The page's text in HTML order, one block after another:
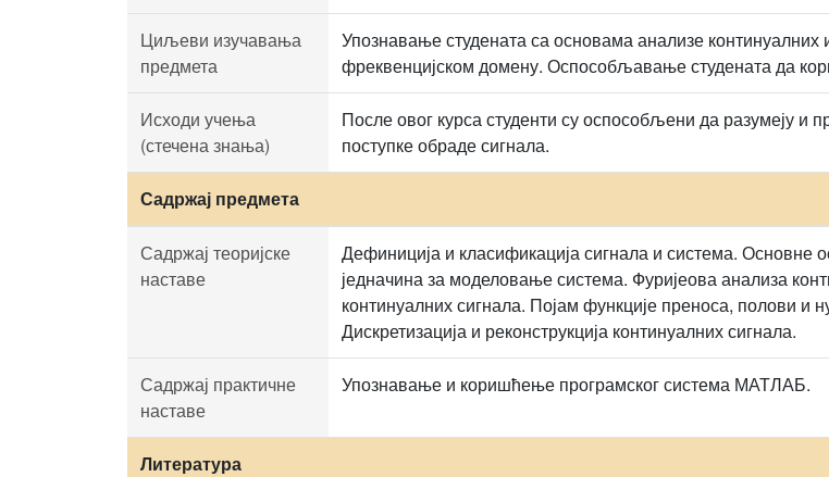
Циљеви изучавања
предмета
Упознавање студената са основама анализе
фреквенцијском домену. Оспособљавање студената да
Исходи учења
(стечена знања)
После овог курса студенти су оспособљени да разумеју и
поступке обраде сигнала.
Садржај предмета
Садржај теоријске
наставе
Дефиниција и класификација сигнала и система.
једначина за моделовање система. Фуријеова анализа
континуалних сигнала. Појам функције преноса, полови и
Дискретизација и реконструкција континуалних сигнала.
Садржај практичне
наставе
Упознавање и коришћење програмског система МАТЛАБ.
Литература